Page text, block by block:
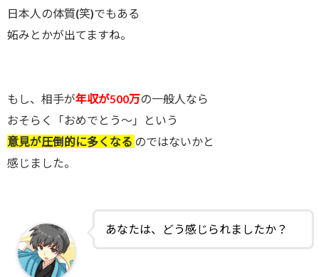
日本人の体質(笑)でもある
妬みとかが出てますね。
もし、相手が年収が500万の一般人なら
おそらく「おめでとう～」という
意見が圧倒的に多くなる のではないかと
感じました。
あなたは、どう感じられましたか？